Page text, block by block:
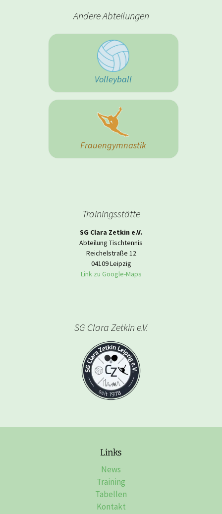
Andere Abteilungen
Volleyball
Frauengymnastik
Trainingsstätte
SG Clara Zetkin e.V.
Abteilung Tischtennis
Reichelstraße 12
04109 Leipzig
Link zu Google-Maps
SG Clara Zetkin e.V.
Links
News
Training
Tabellen
Kontakt